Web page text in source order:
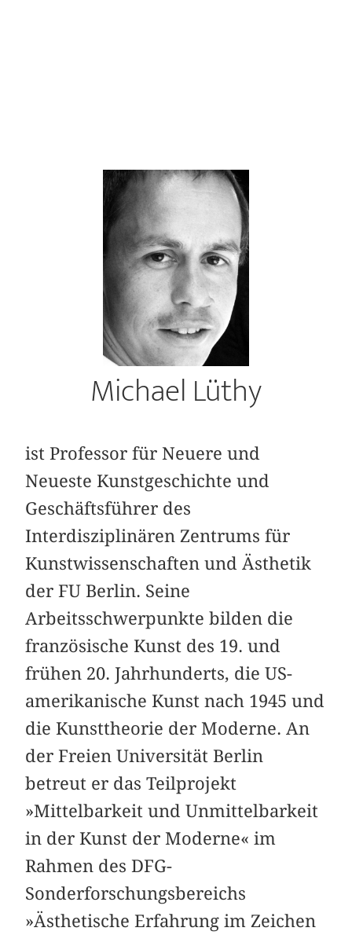
Michael Lüthy
ist Professor für Neuere und
Neueste Kunstgeschichte und
Geschäftsführer des
Interdisziplinären Zentrums für
Kunstwissenschaften und Ästhetik
der FU Berlin. Seine
Arbeitsschwerpunkte bilden die
französische Kunst des 19. und
frühen 20. Jahrhunderts, die US-
amerikanische Kunst nach 1945 und
die Kunsttheorie der Moderne. An
der Freien Universität Berlin
betreut er das Teilprojekt
»Mittelbarkeit und Unmittelbarkeit
in der Kunst der Moderne« im
Rahmen des DFG-
Sonderforschungsbereichs
»Ästhetische Erfahrung im Zeichen